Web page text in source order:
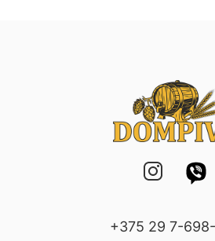
+375 29 7-